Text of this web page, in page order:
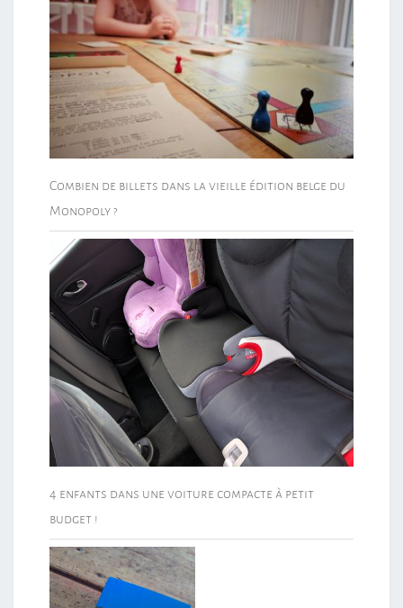
Combien de billets dans la vieille édition belge du
Monopoly ?
4 enfants dans une voiture compacte à petit
budget !